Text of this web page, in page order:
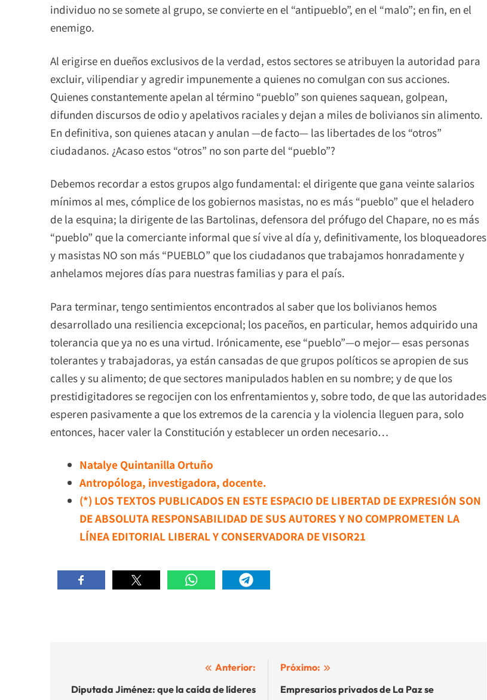
individuo no se somete al grupo, se convierte en el “antipueblo”, en el “malo”; en fin, en el
enemigo.
Al erigirse en dueños exclusivos de la verdad, estos sectores se atribuyen la autoridad para
excluir, vilipendiar y agredir impunemente a quienes no comulgan con sus acciones.
Quienes constantemente apelan al término “pueblo” son quienes saquean, golpean,
difunden discursos de odio y apelativos raciales y dejan a miles de bolivianos sin alimento.
En definitiva, son quienes atacan y anulan —de facto— las libertades de los “otros”
ciudadanos. ¿Acaso estos “otros” no son parte del “pueblo”?
Debemos recordar a estos grupos algo fundamental: el dirigente que gana veinte salarios
mínimos al mes, cómplice de los gobiernos masistas, no es más “pueblo” que el heladero
de la esquina; la dirigente de las Bartolinas, defensora del prófugo del Chapare, no es más
“pueblo” que la comerciante informal que sí vive al día y, definitivamente, los bloqueadores
y masistas NO son más “PUEBLO” que los ciudadanos que trabajamos honradamente y
anhelamos mejores días para nuestras familias y para el país.
Para terminar, tengo sentimientos encontrados al saber que los bolivianos hemos
desarrollado una resiliencia excepcional; los paceños, en particular, hemos adquirido una
tolerancia que ya no es una virtud. Irónicamente, ese “pueblo”—o mejor— esas personas
tolerantes y trabajadoras, ya están cansadas de que grupos políticos se apropien de sus
calles y su alimento; de que sectores manipulados hablen en su nombre; y de que los
prestidigitadores se regocijen con los enfrentamientos y, sobre todo, de que las autoridades
esperen pasivamente a que los extremos de la carencia y la violencia lleguen para, solo
entonces, hacer valer la Constitución y establecer un orden necesario…
Natalye Quintanilla Ortuño
Antropóloga, investigadora, docente.
(*) LOS TEXTOS PUBLICADOS EN ESTE ESPACIO DE LIBERTAD DE EXPRESIÓN SON
DE ABSOLUTA RESPONSABILIDAD DE SUS AUTORES Y NO COMPROMETEN LA
LÍNEA EDITORIAL LIBERAL Y CONSERVADORA DE VISOR21
de
Anterior:
Diputada Jiménez: que la caída de líderes
Próximo:
Empresarios privados de La Paz se